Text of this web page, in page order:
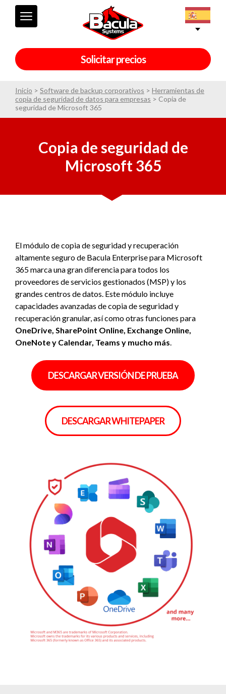
Solicitar precios
Inicio > Software de backup corporativos > Herramientas de
copia de seguridad de datos para empresas > Copia de
seguridad de Microsoft 365
Copia de seguridad de
Microsoft 365
El módulo de copia de seguridad y recuperación
altamente seguro de Bacula Enterprise para Microsoft
365 marca una gran diferencia para todos los
proveedores de servicios gestionados (MSP) y los
grandes centros de datos. Este módulo incluye
capacidades avanzadas de copia de seguridad y
recuperación granular, así como otras funciones para
OneDrive, SharePoint Online, Exchange Online,
OneNote y Calendar, Teams y mucho más.
DESCARGAR VERSIÓN DE PRUEBA
DESCARGAR WHITEPAPER